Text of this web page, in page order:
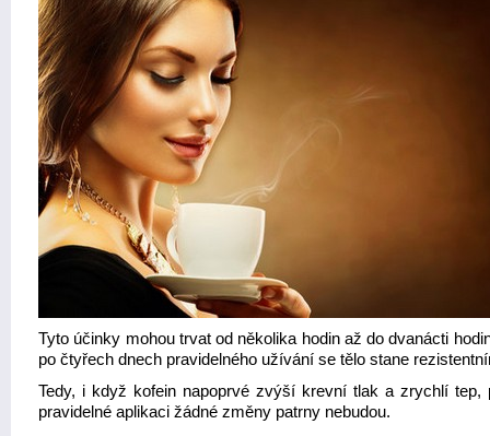
Tyto účinky mohou trvat od několika hodin až do dvanácti
po čtyřech dnech pravidelného užívání se tělo stane
Tedy, i když kofein napoprvé zvýší krevní tlak a zrychlí tep,
pravidelné aplikaci žádné změny patrny nebudou.